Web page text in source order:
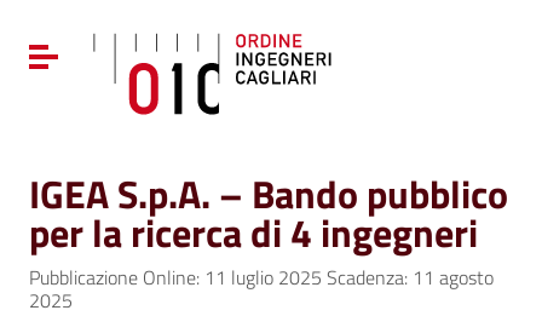
Vai al menu di navigazione
Vai al footer
Attiva / disattiva la navigazione
IGEA S.p.A. – Bando pubblico
per la ricerca di 4 ingegneri
Pubblicazione Online: 11 luglio 2025 Scadenza: 11 agosto
2025